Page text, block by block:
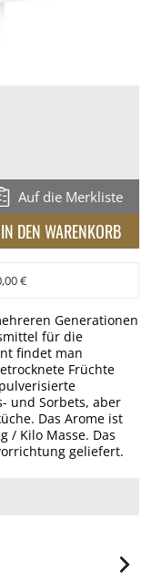
Auf die Merkliste
€
Generationen
für die
findet man
Früchte
und Sorbets, aber
Das Arome ist
/ Kilo Masse. Das
geliefert.